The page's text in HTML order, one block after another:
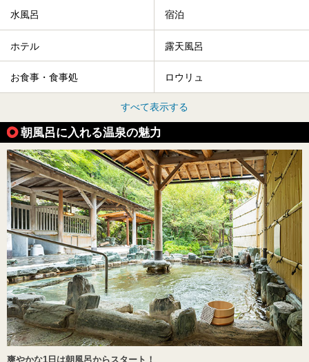
水風呂 宿泊
ホテル 露天風呂
お食事・食事処 ロウリュ
すべて表示する
朝風呂に入れる温泉の魅力
爽やかな1日は朝風呂からスタート！